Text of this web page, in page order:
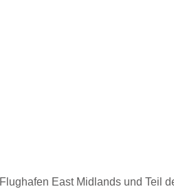
East Midlands und Teil